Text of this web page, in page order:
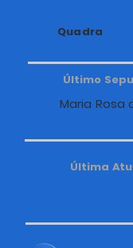
Quadra
Último
Maria Rosa
Última